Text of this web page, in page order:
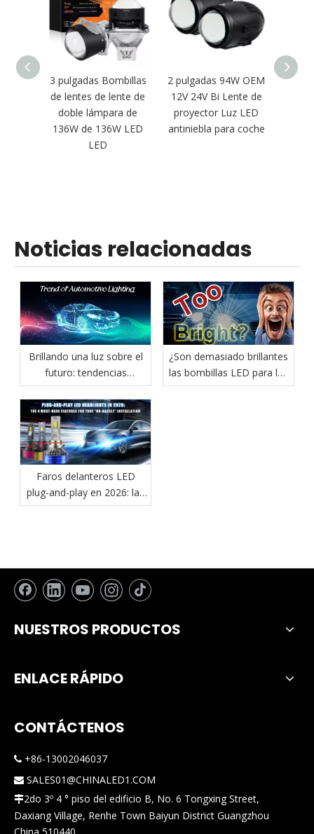
3 pulgadas Bombillas
de lentes de lente de
doble lámpara de
136W de 136W LED
LED
2 pulgadas 94W OEM
12V 24V Bi Lente de
proyector Luz LED
antiniebla para coche
Noticias relacionadas
Brillando una luz sobre el
futuro: tendencias
innovadoras en la
iluminación automotriz
¿Son demasiado brillantes
las bombillas LED para los
faros?
Faros delanteros LED
plug-and-play en 2026: las
4 características
NUESTROS PRODUCTOS
ENLACE RÁPIDO
CONTÁCTENOS
 +86-13002046037
 SALES01@CHINALED1.COM
2do 3º 4 ° piso del edificio B, No. 6 Tongxing Street,
Daxiang Village, Renhe Town Baiyun District Guangzhou